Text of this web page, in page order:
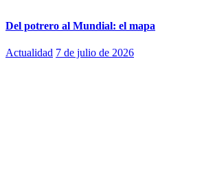
Del potrero al Mundial: el mapa
Actualidad 7 de julio de 2026